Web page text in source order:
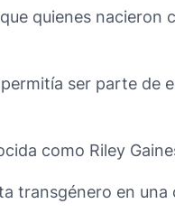
quienes
ser parte de
como Riley
transgénero en